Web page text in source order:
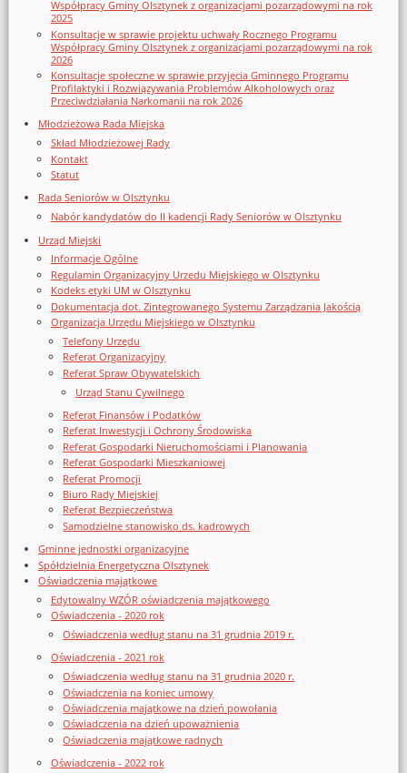
Współpracy Gminy Olsztynek z organizacjami pozarządowymi na rok
2025
Konsultacje w sprawie projektu uchwały Rocznego Programu
Współpracy Gminy Olsztynek z organizacjami pozarządowymi na rok
2026
Konsultacje społeczne w sprawie przyjęcia Gminnego Programu
Profilaktyki i Rozwiązywania Problemów Alkoholowych oraz
Przeciwdziałania Narkomanii na rok 2026
Młodzieżowa Rada Miejska
Skład Młodzieżowej Rady
Kontakt
Statut
Rada Seniorów w Olsztynku
Nabór kandydatów do II kadencji Rady Seniorów w Olsztynku
Urząd Miejski
Informacje Ogólne
Regulamin Organizacyjny Urzedu Miejskiego w Olsztynku
Kodeks etyki UM w Olsztynku
Dokumentacja dot. Zintegrowanego Systemu Zarządzania Jakością
Organizacja Urzędu Miejskiego w Olsztynku
Telefony Urzędu
Referat Organizacyjny
Referat Spraw Obywatelskich
Urząd Stanu Cywilnego
Referat Finansów i Podatków
Referat Inwestycji i Ochrony Środowiska
Referat Gospodarki Nieruchomościami i Planowania
Referat Gospodarki Mieszkaniowej
Referat Promocji
Biuro Rady Miejskiej
Referat Bezpieczeństwa
Samodzielne stanowisko ds. kadrowych
Gminne jednostki organizacyjne
Spółdzielnia Energetyczna Olsztynek
Oświadczenia majątkowe
Edytowalny WZÓR oświadczenia majątkowego
Oświadczenia - 2020 rok
Oświadczenia według stanu na 31 grudnia 2019 r.
Oświadczenia - 2021 rok
Oświadczenia według stanu na 31 grudnia 2020 r.
Oświadczenia na koniec umowy
Oświadczenia majątkowe na dzień powołania
Oświadczenia na dzień upoważnienia
Oświadczenia majątkowe radnych
Oświadczenia - 2022 rok